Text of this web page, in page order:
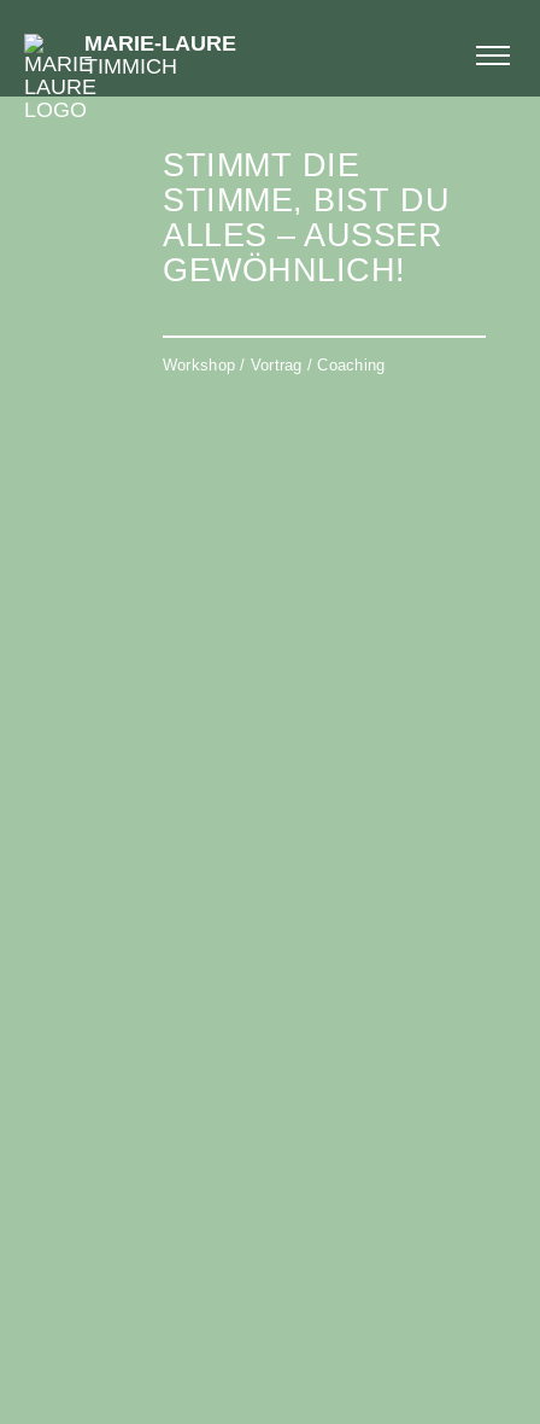
MARIE-LAURE
TIMMICH
STIMMT DIE
STIMME, BIST DU
ALLES – AUSSER G
EWÖHNLICH!
Workshop / Vortrag / Coaching